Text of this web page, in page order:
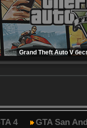
Grand Theft Auto V
4
GTA San